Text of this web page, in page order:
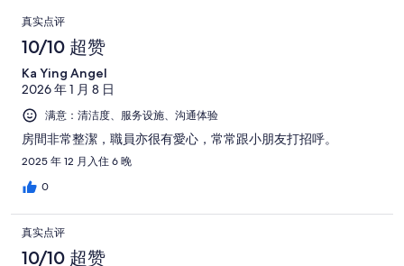
条
点
有
546
条
点
评
共
有
546
条
点
评
评，
共
有
546
条
评
条
好
评，
共
有
546
条
点
点
评
真实点评
10/10 超赞
Ka Ying Angel
2026 年 1 月 8 日
满意：清洁度、服务设施、沟通体验
房間非常整潔，職員亦很有愛心，常常跟小朋友打招呼。
2025 年 12 月入住 6 晚
0
真实点评
10/10 超赞